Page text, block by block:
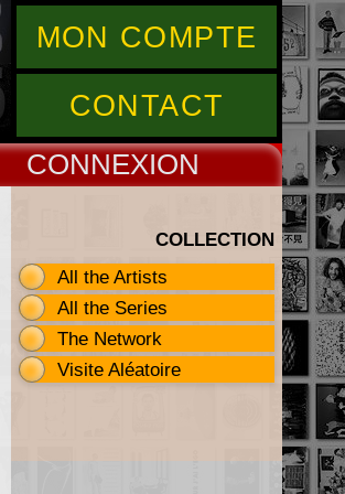
MON COMPTE
CONTACT
CONNEX
COLLECTION
All the Artists
All the Series
The Network
Visite Aléatoire